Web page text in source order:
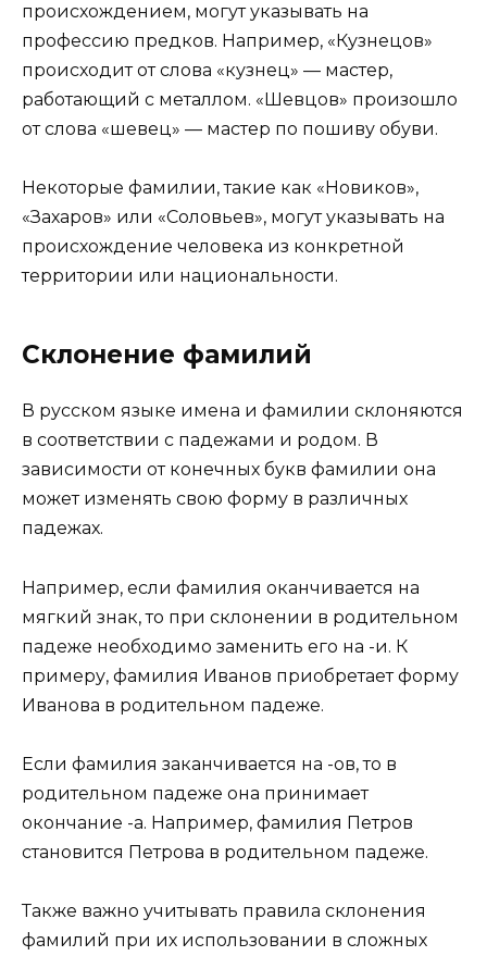
происхождением, могут указывать на
профессию предков. Например, «Кузнецов»
происходит от слова «кузнец» — мастер,
работающий с металлом. «Шевцов» произошло
от слова «шевец» — мастер по пошиву обуви.
Некоторые фамилии, такие как «Новиков»,
«Захаров» или «Соловьев», могут указывать на
происхождение человека из конкретной
территории или национальности.
Склонение фамилий
В русском языке имена и фамилии склоняются
в соответствии с падежами и родом. В
зависимости от конечных букв фамилии она
может изменять свою форму в различных
падежах.
Например, если фамилия оканчивается на
мягкий знак, то при склонении в родительном
падеже необходимо заменить его на -и. К
примеру, фамилия Иванов приобретает форму
Иванова в родительном падеже.
Если фамилия заканчивается на -ов, то в
родительном падеже она принимает
окончание -а. Например, фамилия Петров
становится Петрова в родительном падеже.
Также важно учитывать правила склонения
фамилий при их использовании в сложных